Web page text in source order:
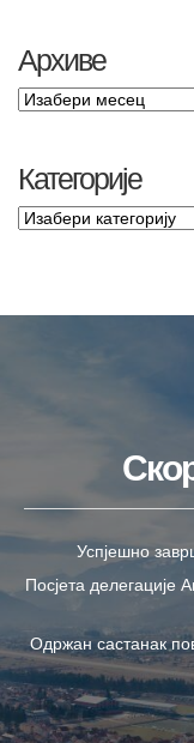
Архиве
Категорије
Успјешно
Посјета
Одржан састанак